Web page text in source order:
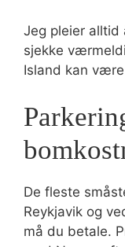
Jeg pleier alltid
sjekke
Island kan
De fleste
Reykjavik og
må du betale.